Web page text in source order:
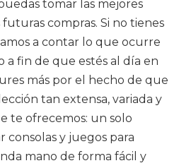
tomar las mejores
compras. Si no tienes
a contar lo que ocurre
fin de que estés al día en
más por el hecho de que
tan extensa, variada y
te ofrecemos: un solo
consolas y juegos para
mano de forma fácil y